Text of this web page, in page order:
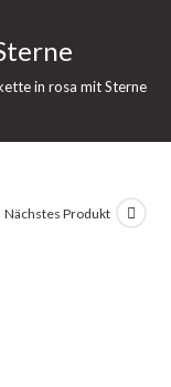
in rosa mit Sterne
Nächstes Produkt